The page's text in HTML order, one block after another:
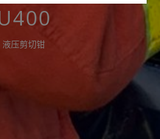
液压剪切钳